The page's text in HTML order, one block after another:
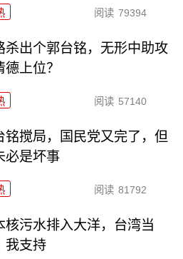
阅读 79394
杀出个郭台铭，无形中助攻
德上位？
阅读 57140
铭搅局，国民党又完了，但
必是坏事
阅读 81792
核污水排入大洋，台湾当
我支持